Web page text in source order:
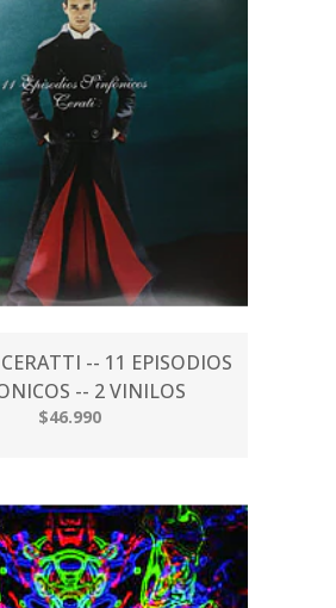
-- 11 EPISODIOS
-- 2 VINILOS
$46.990